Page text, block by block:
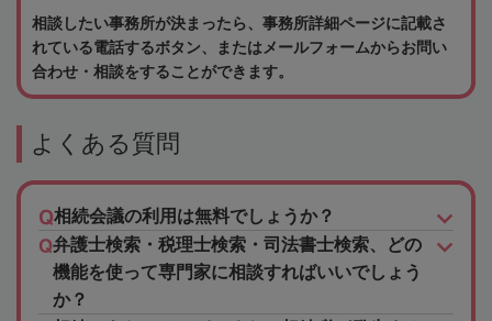
相談したい事務所が決まったら、事務所詳細ページに記載さ
れている電話するボタン、またはメールフォームからお問い
合わせ・相談をすることができます。
よくある質問
相続会議の利用は無料でしょうか？
弁護士検索・税理士検索・司法書士検索、どの
機能を使って専門家に相談すればいいでしょう
か？